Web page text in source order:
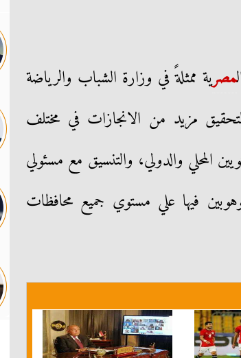
مصرية ممثلةً في وزارة الشباب والرياضة
مزيد من الانجازات في مختلف
المحلي والدولي، والتنسيق مع مسئولي
فيها علي مستوي جميع محافظات